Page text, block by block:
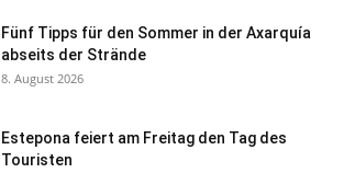
Fünf Tipps für den Sommer in der Axarquía
abseits der Strände
8. August 2026
Estepona feiert am Freitag den Tag des
Touristen